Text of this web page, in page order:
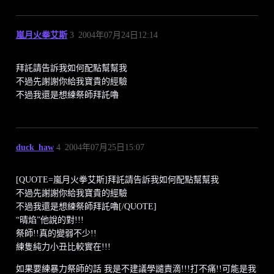
嵐月火拳艾斯 2004年07月24日12:14
3
拜託請告訴我如何配點幫幫我
不過先謝謝你給我寶貴的經驗
不過我還是想練祭師拜託嚕
duck_haw 2004年07月25日15:07
4
[QUOTE=嵐月火拳艾斯]拜託請告訴我如何配點幫幫我
不過先謝謝你給我寶貴的經驗
不過我還是想練祭師拜託嚕[/QUOTE]
“晴焰”他說的對!!!
祭師!!真的變弱不少!!
練隻純力小丑比較實在!!!
如果要練暴力祭師的話 我是不建議學譴責滴!!!打不痛!!可能是我